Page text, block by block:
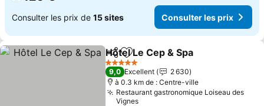
Consulter les prix de 15 sites Consulter les prix
PartagerAjouter à mes favoris
Hôtel Le Cep & Spa
5 Étoiles
9,0 Excellent
2 630
à 0.3 km de : Centre-ville
Restaurant gastronomique Loiseau des
Vignes